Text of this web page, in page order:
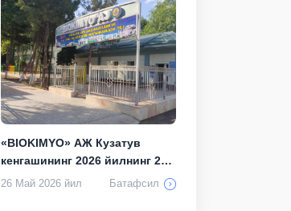
«BIOKIMYO» АЖ Кузатув
кенгашининг 2026 йилнинг 21
майдаги 11...
26 Май 2026 йил Батафсил